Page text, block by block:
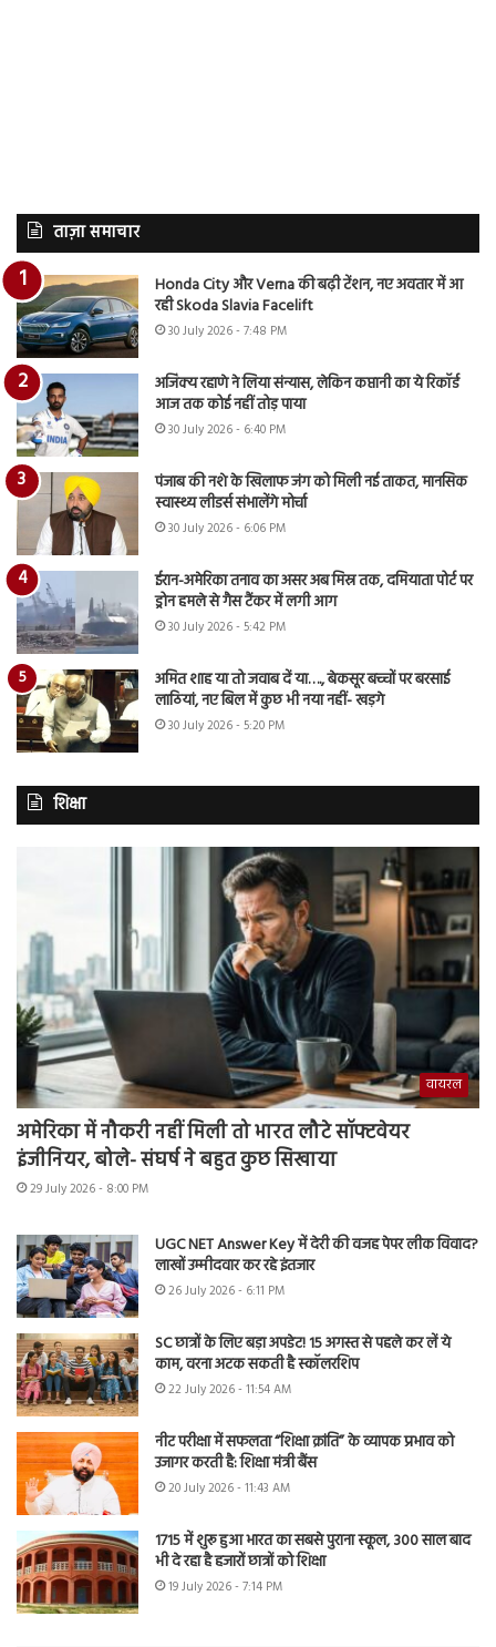
ताज़ा समाचार
Honda City और Verna की बढ़ी टेंशन, नए अवतार में आ
रही Skoda Slavia Facelift
30 July 2026 - 7:48 PM
अजिंक्य रहाणे ने लिया संन्यास, लेकिन कप्तानी का ये रिकॉर्ड
आज तक कोई नहीं तोड़ पाया
30 July 2026 - 6:40 PM
पंजाब की नशे के खिलाफ जंग को मिली नई ताकत, मानसिक
स्वास्थ्य लीडर्स संभालेंगे मोर्चा
30 July 2026 - 6:06 PM
ईरान-अमेरिका तनाव का असर अब मिस्र तक, दमियाता पोर्ट पर
ड्रोन हमले से गैस टैंकर में लगी आग
30 July 2026 - 5:42 PM
अमित शाह या तो जवाब दें या…., बेकसूर बच्चों पर बरसाई
लाठियां, नए बिल में कुछ भी नया नहीं- खड़गे
30 July 2026 - 5:20 PM
शिक्षा
वायरल
अमेरिका में नौकरी नहीं मिली तो भारत लौटे सॉफ्टवेयर
इंजीनियर, बोले- संघर्ष ने बहुत कुछ सिखाया
29 July 2026 - 8:00 PM
UGC NET Answer Key में देरी की वजह पेपर लीक विवाद?
लाखों उम्मीदवार कर रहे इंतजार
26 July 2026 - 6:11 PM
SC छात्रों के लिए बड़ा अपडेट! 15 अगस्त से पहले कर लें ये
काम, वरना अटक सकती है स्कॉलरशिप
22 July 2026 - 11:54 AM
नीट परीक्षा में सफलता “शिक्षा क्रांति” के व्यापक प्रभाव को
उजागर करती है: शिक्षा मंत्री बैंस
20 July 2026 - 11:43 AM
1715 में शुरू हुआ भारत का सबसे पुराना स्कूल, 300 साल बाद
भी दे रहा है हजारों छात्रों को शिक्षा
19 July 2026 - 7:14 PM